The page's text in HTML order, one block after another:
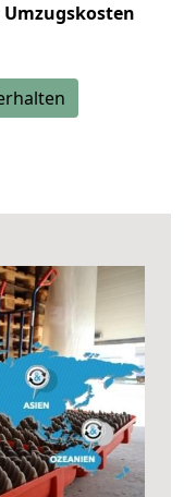
Umzugskosten